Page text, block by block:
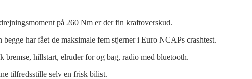
på 260 Nm er der fin kraftoverskud.
har fået de maksimale fem stjerner i Euro NCAPs crashtest.
hillstart, elruder for og bag, radio med bluetooth.
tilfredsstille selv en frisk bilist.